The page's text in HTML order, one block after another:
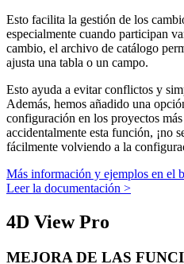
Esto facilita la gestión de los
especialmente cuando participan
cambio, el archivo de catálogo
ajusta una tabla o un campo.
Esto ayuda a evitar conflictos y
Además, hemos añadido una
configuración en los proyectos
accidentalmente esta función, ¡no
fácilmente volviendo a la
Más información y ejemplos en el
Leer la documentación >
4D View Pro
MEJORA DE LAS